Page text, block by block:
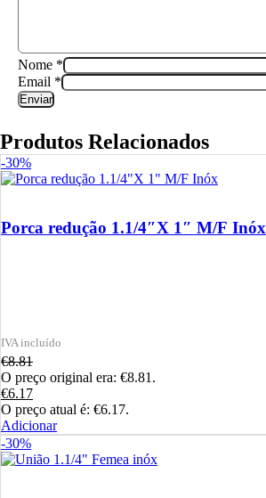
Nome *
Email *
Produtos Relacionados
-30%
Porca redução 1.1/4″X 1″ M/F Inóx
€8.81
O preço original era: €8.81.
€6.17
O preço atual é: €6.17.
Adicionar
-30%